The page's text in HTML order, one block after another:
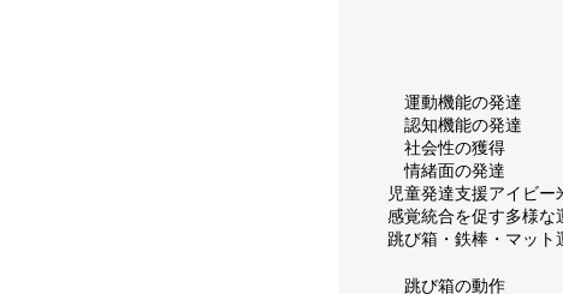
運動機能の発達
認知機能の発達
社会性の獲得
情緒面の発達
児童発達支援アイビ
感覚統合を促す多様な
跳び箱・鉄棒・マット
跳び箱の動作